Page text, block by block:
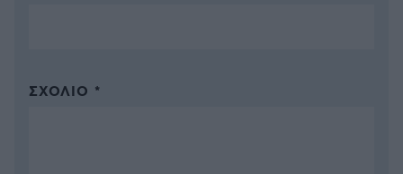
ΣΧΌΛΙΟ *